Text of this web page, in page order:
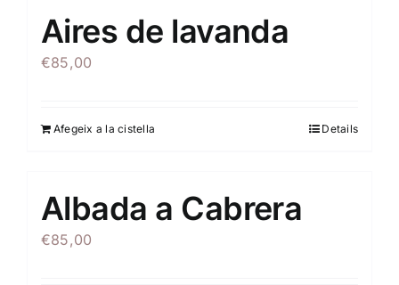
Aires de lavanda
€85,00
Afegeix a la cistella Details
Albada a Cabrera
€85,00